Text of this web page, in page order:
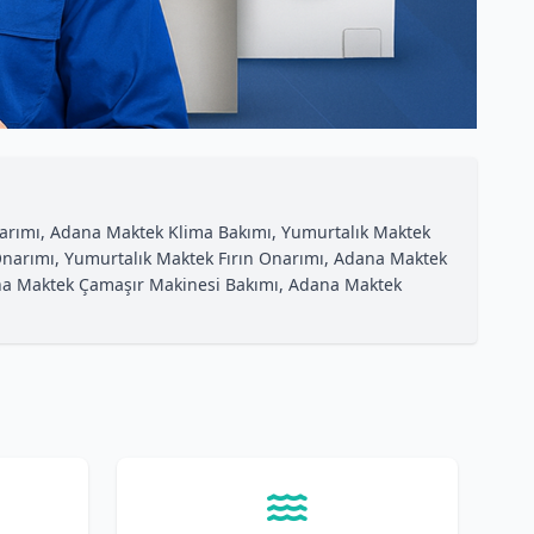
Adana Maktek Klima Bakımı, Yumurtalık Maktek
Yumurtalık Maktek Fırın Onarımı, Adana Maktek
Maktek Çamaşır Makinesi Bakımı, Adana Maktek